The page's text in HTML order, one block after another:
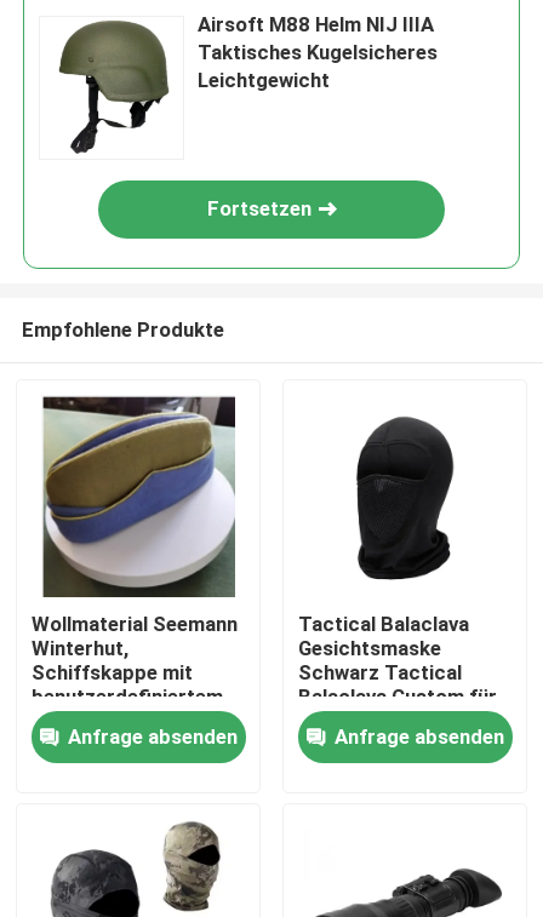
Zu Hause
Videos
Airsoft M88 Helm NIJ IIIA
Taktisches Kugelsicheres
Leichtgewicht
Fortsetzen
Empfohlene Produkte
Wollmaterial Seemann
Winterhut,
Schiffskappe mit
benutzerdefiniertem
Logo
Anfrage absenden
Tactical Balaclava
Gesichtsmaske
Schwarz Tactical
Balaclava Custom für
Männer Outdoor-
SportAnfrage absenden